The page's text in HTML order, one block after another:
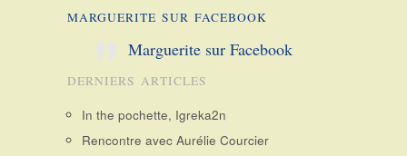
MARGUERITE SUR FACEBOOK
Marguerite sur Facebook
DERNIERS ARTICLES
In the pochette, Igreka2n
Rencontre avec Aurélie Courcier